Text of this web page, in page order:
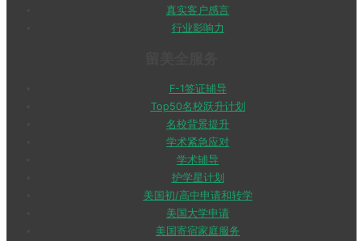
真实客户感言
行业影响力
F-1签证辅导
Top50名校跃升计划
名校背景提升
学术紧急应对
学术辅导
护学星计划
美国初/高中申请和转学
美国大学申请
美国寄宿家庭服务